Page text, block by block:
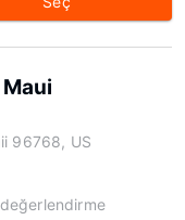
96768, US